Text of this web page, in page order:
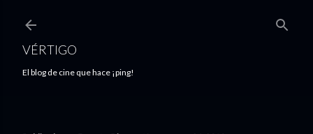
VÉRTIGO
El blog de cine que hace ¡ping!